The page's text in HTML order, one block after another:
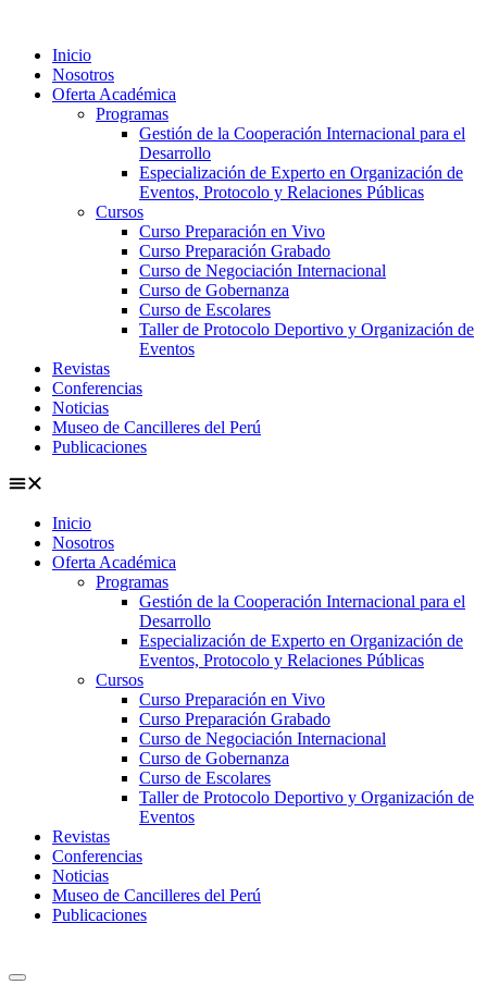
contenido
Inicio
Nosotros
Oferta Académica
Programas
Gestión de la Cooperación Internacional para el
Desarrollo
Especialización de Experto en Organización de
Eventos, Protocolo y Relaciones Públicas
Cursos
Curso Preparación en Vivo
Curso Preparación Grabado
Curso de Negociación Internacional
Curso de Gobernanza
Curso de Escolares
Taller de Protocolo Deportivo y Organización de
Eventos
Revistas
Conferencias
Noticias
Museo de Cancilleres del Perú
Publicaciones
Inicio
Nosotros
Oferta Académica
Programas
Gestión de la Cooperación Internacional para el
Desarrollo
Especialización de Experto en Organización de
Eventos, Protocolo y Relaciones Públicas
Cursos
Curso Preparación en Vivo
Curso Preparación Grabado
Curso de Negociación Internacional
Curso de Gobernanza
Curso de Escolares
Taller de Protocolo Deportivo y Organización de
Eventos
Revistas
Conferencias
Noticias
Museo de Cancilleres del Perú
Publicaciones